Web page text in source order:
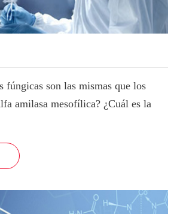
fúngicas son las mismas que los
amilasa mesofílica? ¿Cuál es la